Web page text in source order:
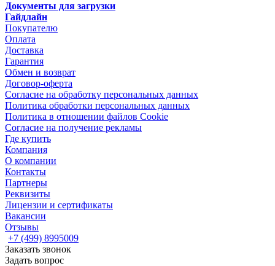
Документы для загрузки
Гайдлайн
Покупателю
Оплата
Доставка
Гарантия
Обмен и возврат
Договор-оферта
Согласие на обработку персональных данных
Политика обработки персональных данных
Политика в отношении файлов Cookie
Согласие на получение рекламы
Где купить
Компания
О компании
Контакты
Партнеры
Реквизиты
Лицензии и сертификаты
Вакансии
Отзывы
+7 (499) 8995009
Заказать звонок
Задать вопрос